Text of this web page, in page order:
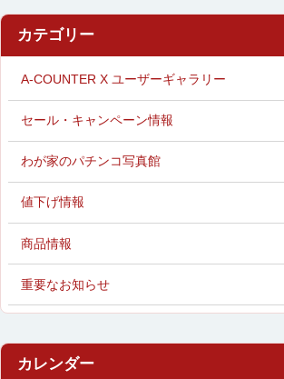
カテゴリー
A-COUNTER X ユーザーギャラリー
セール・キャンペーン情報
わが家のパチンコ写真館
値下げ情報
商品情報
重要なお知らせ